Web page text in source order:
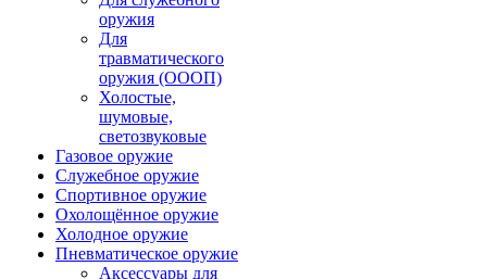
оружия
Для
травматического
оружия (ОООП)
Холостые,
шумовые,
светозвуковые
Газовое оружие
Служебное оружие
Спортивное оружие
Охолощённое оружие
Холодное оружие
Пневматическое оружие
Аксессуары для